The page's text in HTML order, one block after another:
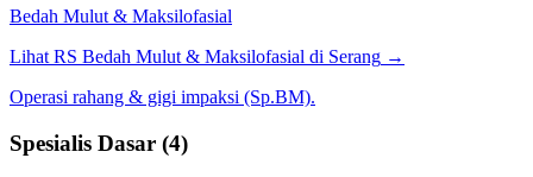
Bedah Mulut & Maksilofasial
Lihat RS Bedah Mulut & Maksilofasial di Serang →
Operasi rahang & gigi impaksi (Sp.BM).
Spesialis Dasar (4)